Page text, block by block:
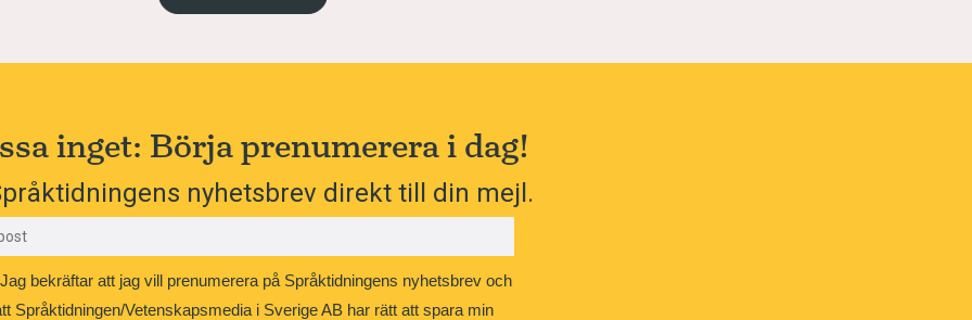
inget: Börja prenumerera i dag!
nyhetsbrev direkt till din mejl.
Jag bekräftar att jag vill prenumerera på Språktidningens nyhetsbrev och
Språktidningen/Vetenskapsmedia i Sverige AB har rätt att spara min